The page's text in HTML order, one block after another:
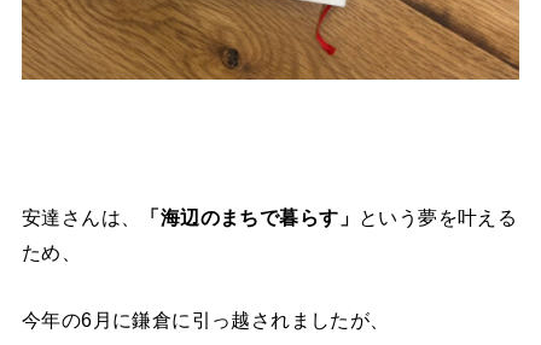
安達さんは、 「海辺のまちで暮らす」 という夢を叶える
ため、
今年の6月に鎌倉に引っ越されましたが、